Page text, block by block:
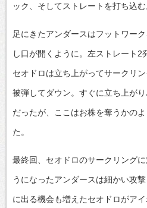
ック、そしてストレートを打ち込む
足にきたアンダースはフットワー
し口が開くように。左ストレート2
セオドロは立ち上がってサークリ
被弾してダウン。すぐに立ち上が
だったが、ここはお株を奪うかの
た。
最終回、セオドロのサークリング
うになったアンダースは細かい攻
に出る機会も増えたセオドロがア